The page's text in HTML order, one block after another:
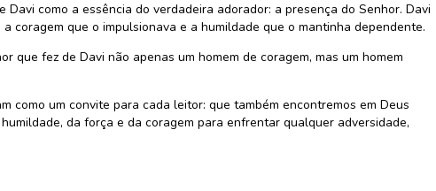
como a essência do verdadeira adorador: a presença do Senhor. Davi
coragem que o impulsionava e a humildade que o mantinha dependente.
que fez de Davi não apenas um homem de coragem, mas um homem
como um convite para cada leitor: que também encontremos em Deus
da força e da coragem para enfrentar qualquer adversidade,